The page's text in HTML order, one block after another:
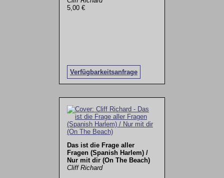
5,00 €
Verfügbarkeitsanfrage
Das ist die Frage aller
Fragen (Spanish Harlem) /
Nur mit dir (On The Beach)
Cliff Richard